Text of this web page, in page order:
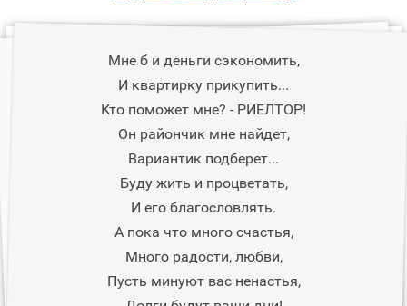
Мне б и деньги сэкономить,
И квартирку прикупить...
Кто поможет мне? - РИЕЛТОР!
Он райончик мне найдет,
Вариантик подберет...
Буду жить и процветать,
И его благословлять.
А пока что много счастья,
Много радости, любви,
Пусть минуют вас ненастья,